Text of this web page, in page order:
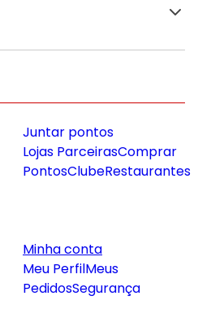
Juntar pontos
Lojas ParceirasComprar
PontosClubeRestaurantes
Minha conta
Meu PerfilMeus
PedidosSegurança